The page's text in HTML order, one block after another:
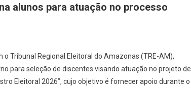
alunos para atuação no processo
Tribunal Regional Eleitoral do Amazonas (TRE-AM),
para seleção de discentes visando atuação no projeto de
Eleitoral 2026”, cujo objetivo é fornecer apoio durante o